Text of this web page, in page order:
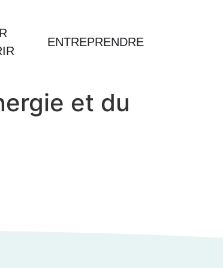
ENTREPRENDRE
et du